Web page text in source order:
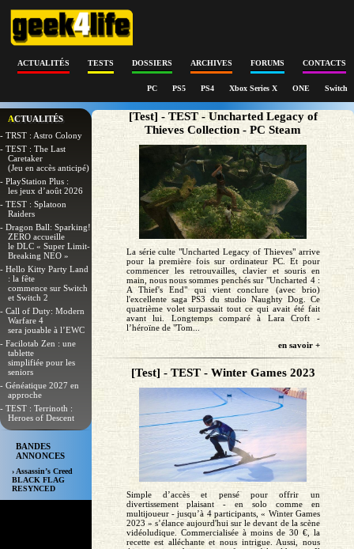
ACTUALITÉS TESTS DOSSIERS ARCHIVES FORUMS CONTACTS
PC PS5 PS4 Xbox Series X ONE Switch
ACTUALITÉS
- TRST : Astro Colony
- TEST : The Last
Caretaker
(Jeu en accès anticipé)
- PlayStation Plus :
les jeux d’août 2026
- TEST : Splatoon
Raiders
- Dragon Ball: Sparking!
ZERO accueille
le DLC « Super Limit-
Breaking NEO »
- Hello Kitty Party Land
: la fête
commence sur Switch
et Switch 2
- Call of Duty: Modern
Warfare 4
sera jouable à l’EWC
- Facilotab Zen : une
tablette
simplifiée pour les
seniors
- Généatique 2027 en
approche
- TEST : Terrinoth :
Heroes of Descent
BANDES
ANNONCES
› Assassin’s Creed
BLACK FLAG
RESYNCED
[Test] - TEST - Uncharted Legacy of
Thieves Collection - PC Steam
La série culte "Uncharted Legacy of Thieves" arrive
pour la première fois sur ordinateur PC. Et pour
commencer les retrouvailles, clavier et souris en
main, nous nous sommes penchés sur "Uncharted 4 :
A Thief's End" qui vient conclure (avec brio)
l'excellente saga PS3 du studio Naughty Dog. Ce
quatrième volet surpassait tout ce qui avait été fait
avant lui. Longtemps comparé à Lara Croft -
l’héroïne de "Tom...
en savoir +
[Test] - TEST - Winter Games 2023
Simple d’accès et pensé pour offrir un
divertissement plaisant - en solo comme en
multijoueur - jusqu’à 4 participants, « Winter Games
2023 » s’élance aujourd'hui sur le devant de la scène
vidéoludique. Commercialisée à moins de 30 €, la
recette est alléchante et nous intrigue. Aussi, nous